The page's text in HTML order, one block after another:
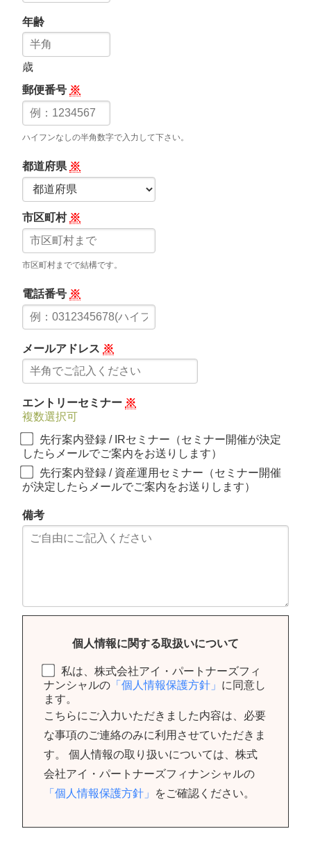
年齢
歳
郵便番号 ※
ハイフンなしの半角数字で入力して下さい。
都道府県 ※
市区町村 ※
市区町村までで結構です。
電話番号 ※
メールアドレス ※
エントリーセミナー ※
複数選択可
先行案内登録 / IRセミナー（セミナー開催が決定
したらメールでご案内をお送りします）
先行案内登録 / 資産運用セミナー（セミナー開催
が決定したらメールでご案内をお送りします）
備考
個人情報に関する取扱いについて
私は、株式会社アイ・パートナーズフィ
ナンシャルの 「個人情報保護方針」 に同意し
ます。
こちらにご入力いただきました内容は、必要
な事項のご連絡のみに利用させていただきま
す。 個人情報の取り扱いについては、株式
会社アイ・パートナーズフィナンシャルの
「個人情報保護方針」
をご確認ください。